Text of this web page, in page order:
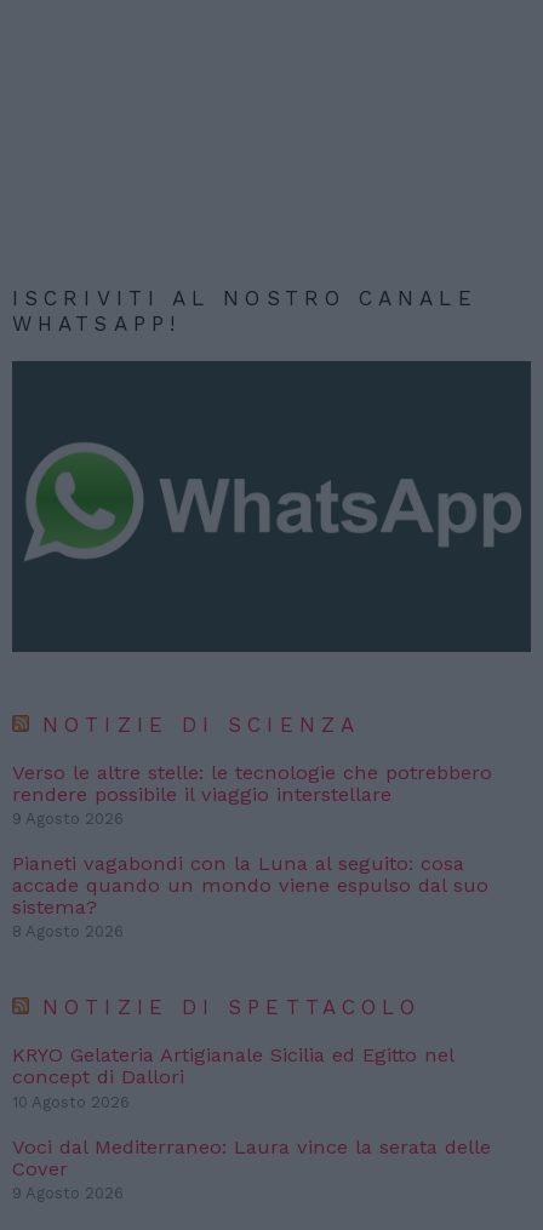
ISCRIVITI AL NOSTRO CANALE
WHATSAPP!
NOTIZIE DI SCIENZA
Verso le altre stelle: le tecnologie che potrebbero
rendere possibile il viaggio interstellare
9 Agosto 2026
Pianeti vagabondi con la Luna al seguito: cosa
accade quando un mondo viene espulso dal suo
sistema?
8 Agosto 2026
NOTIZIE DI SPETTACOLO
KRYO Gelateria Artigianale Sicilia ed Egitto nel
concept di Dallori
10 Agosto 2026
Voci dal Mediterraneo: Laura vince la serata delle
Cover
9 Agosto 2026